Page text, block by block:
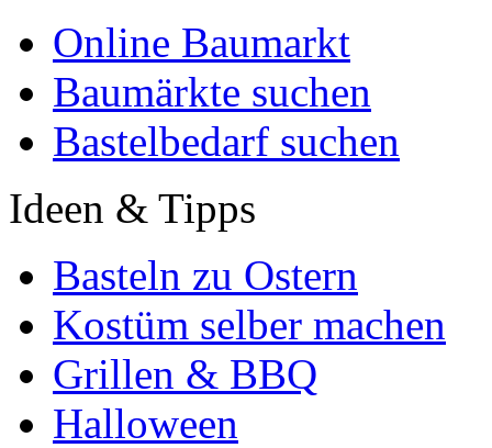
Online Baumarkt
Baumärkte suchen
Bastelbedarf suchen
Ideen & Tipps
Basteln zu Ostern
Kostüm selber machen
Grillen & BBQ
Halloween